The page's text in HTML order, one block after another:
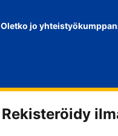
Oletko jo
Rekisteröidy